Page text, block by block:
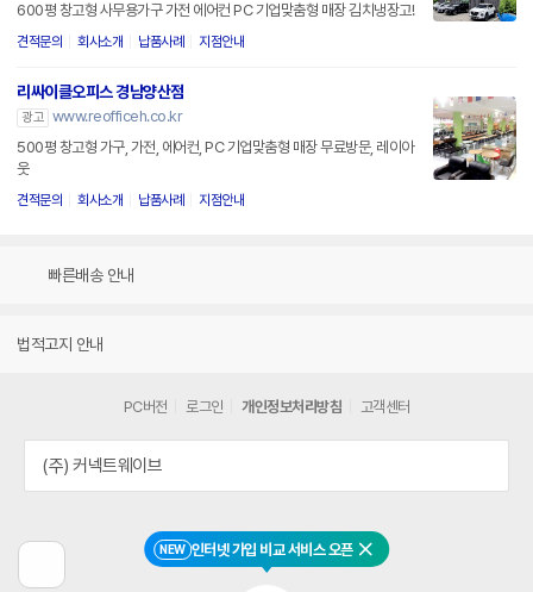
NEW 인터넷 가입 비교 서비스 오픈 닫기
600평 창고형 사무용가구 가전 에어컨 PC 기업맞춤형 매장 김치냉장고!
견적문의 회사소개 납품사례 지점안내
리싸이클오피스 경남양산점
광고 www.reofficeh.co.kr
500평 창고형 가구, 가전, 에어컨, PC 기업맞춤형 매장 무료방문, 레이아
웃
견적문의 회사소개 납품사례 지점안내
빠른배송 안내
법적고지 안내
전
PC버전 로그인 개인정보처리방침 고객센터
(주) 커넥트웨이브